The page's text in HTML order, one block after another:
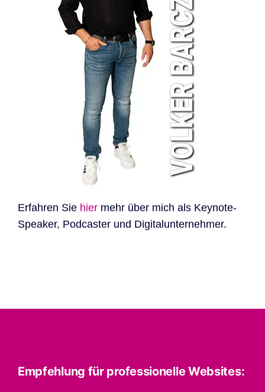
Erfahren Sie hiermehr über mich als Keynote-
Speaker, Podcaster und Digitalunternehmer.
Empfehlung für professionelle Websites: